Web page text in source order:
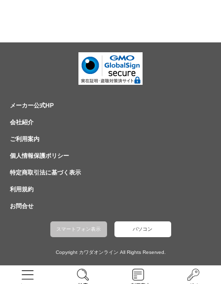
メーカー公式HP
会社紹介
ご利用案内
個人情報保護ポリシー
特定商取引法に基づく表示
利用規約
お問合せ
スマートフォン表示 パソコン
Copyright カワダオンライン All Rights Reserved.